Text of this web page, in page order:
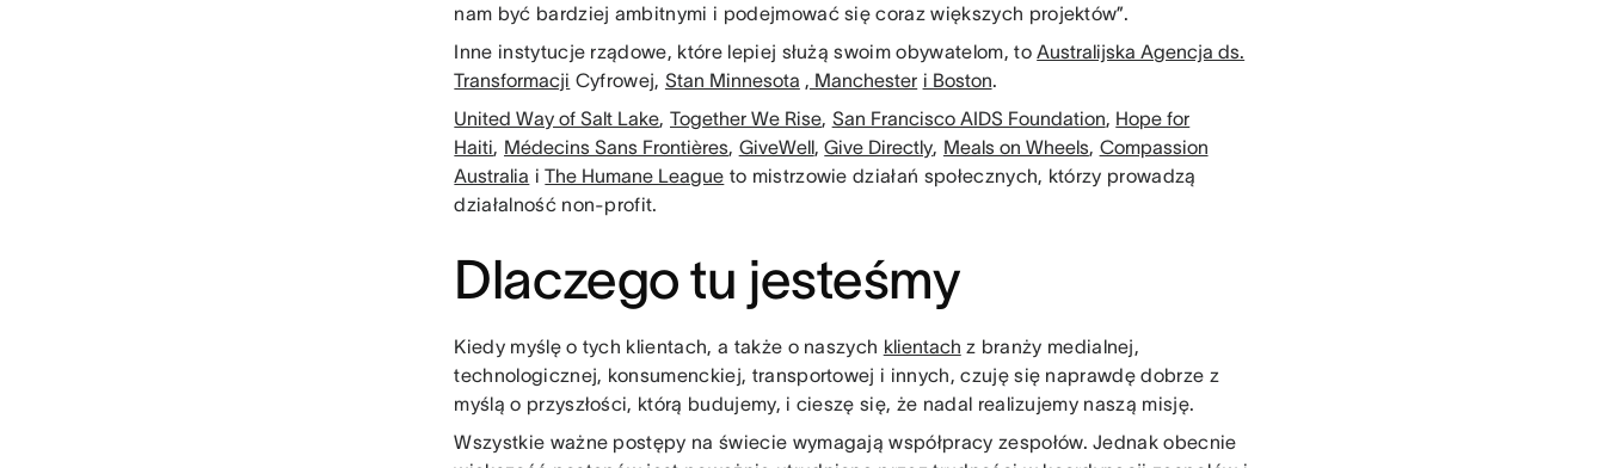
nam być bardziej ambitnymi i podejmować się coraz większych projektów”.
Inne instytucje rządowe, które lepiej służą swoim obywatelom, toAustralijska Agencja ds.
Transformacji Cyfrowej, Stan Minnesota , Manchester i Boston.
United Way of Salt Lake, Together We Rise, San Francisco AIDS Foundation, Hope for
Haiti, Médecins Sans Frontières, GiveWell,Give Directly, Meals on Wheels, Compassion
Australia iThe Humane League to mistrzowie działań społecznych, którzy prowadzą
działalność non-profit.
Dlaczego tu jesteśmy
Kiedy myślę o tych klientach, a także o naszych klientach z branży medialnej,
technologicznej, konsumenckiej, transportowej i innych, czuję się naprawdę dobrze z
myślą o przyszłości, którą budujemy, i cieszę się, że nadal realizujemy naszą misję.
Wszystkie ważne postępy na świecie wymagają współpracy zespołów. Jednak obecnie